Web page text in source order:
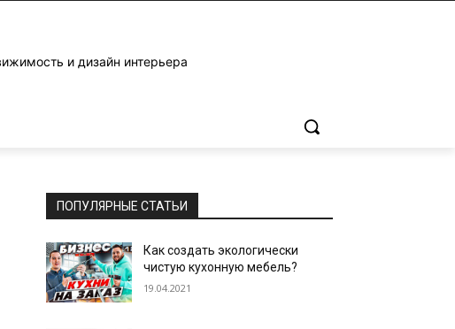
и дизайн интерьера
ПОПУЛЯРНЫЕ СТАТЬИ
Как создать экологически
чистую кухонную мебель?
19.04.2021